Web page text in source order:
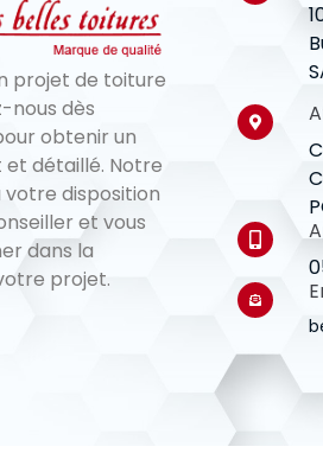
projet de toiture
nous dès
obtenir un
détaillé. Notre
votre disposition
et vous
dans la
projet.